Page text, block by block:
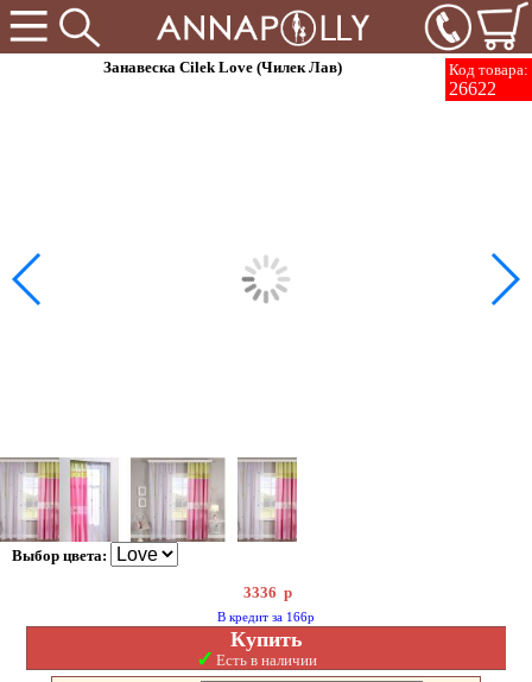
Код товара:
26622
Занавеска Cilek Love (Чилек Лав)
Выбор цвета:
3336 р
В кредит за 166р
Купить
✓ Есть в наличии